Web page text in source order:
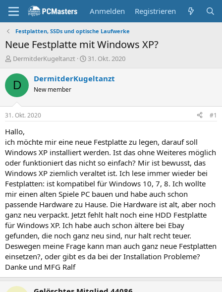
Anmelden Registrieren
Festplatten, SSDs und optische Laufwerke
Neue Festplatte mit Windows XP?
E
s
e
r
DermitderKugeltanzt
E
s
t
t
31. Okt. 2020
D DermitderKugeltanzt
New member
31. Okt. 2020 #1
Hallo,
ich möchte mir eine neue Festplatte zu legen, darauf soll
Windows XP installiert werden. Ist das ohne Weiteres möglich
oder funktioniert das nicht so einfach? Mir ist bewusst, das
Windows XP ziemlich veraltet ist. Ich lese immer wieder bei
Festplatten: ist kompatibel für Windows 10, 7, 8. Ich wollte
mir einen alten Spiele PC bauen und habe auch schon
passende Hardware zu Hause. Die Hardware ist alt, aber noch
ganz neu verpackt. Jetzt fehlt halt noch eine HDD Festplatte
für Windows XP. Ich habe auch schon ältere bei Ebay
gefunden, die noch ganz neu sind, nur halt recht teuer.
Deswegen meine Frage kann man auch ganz neue Festplatten
einsetzen?, oder gibt es da bei der Installation Probleme?
Danke und MFG Ralf